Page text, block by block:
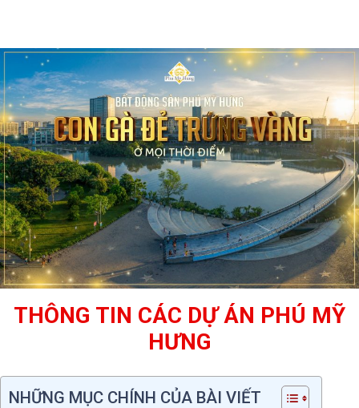
THÔNG TIN CÁC DỰ ÁN PHÚ MỸ
HƯNG
NHỮNG MỤC CHÍNH CỦA BÀI VIẾT